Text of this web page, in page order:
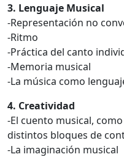
3. Lenguaje Musical
-Representación no
-Ritmo
-Práctica del canto
-Memoria musical
-La música como
4. Creatividad
-El cuento musical,
distintos bloques de
-La imaginación musical